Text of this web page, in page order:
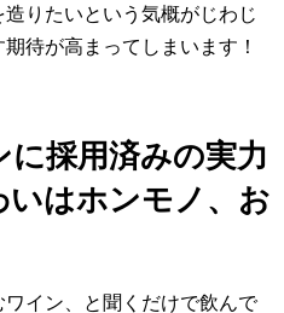
りたいという気概がじわじ
待が高まってしまいます！
採用済みの実力
はホンモノ、お
イン、と聞くだけで飲んで